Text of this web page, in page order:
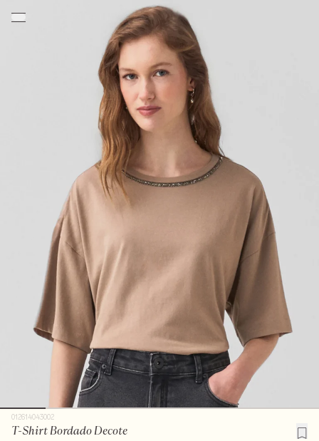
012614043002
T-Shirt Bordado Decote